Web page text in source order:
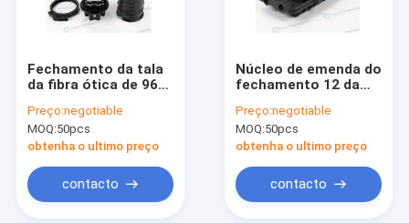
Fechamento da tala
da fibra ótica de 96
Preço:negotiable
MOQ:50pcs
obtenha o ultimo preço
contacto
Núcleo de emenda do
fechamento 12 da
fechamento IP65 da
fibra ótica dos PP
Preço:negotiable
MOQ:50pcs
obtenha o ultimo preço
contacto